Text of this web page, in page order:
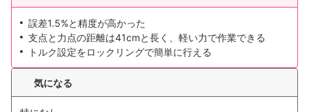
誤差1.5%と精度が高かった
支点と力点の距離は41cmと長く、軽い力で作業できる
トルク設定をロックリングで簡単に行える
気になる